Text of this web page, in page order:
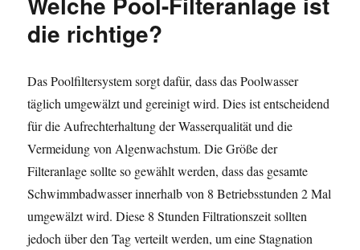
die richtige?
Das Poolfiltersystem sorgt dafür, dass das Poolwasser
täglich umgewälzt und gereinigt wird. Dies ist entscheidend
für die Aufrechterhaltung der Wasserqualität und die
Vermeidung von Algenwachstum. Die Größe der
Filteranlage sollte so gewählt werden, dass das gesamte
Schwimmbadwasser innerhalb von 8 Betriebsstunden 2 Mal
umgewälzt wird. Diese 8 Stunden Filtrationszeit sollten
jedoch über den Tag verteilt werden, um eine Stagnation